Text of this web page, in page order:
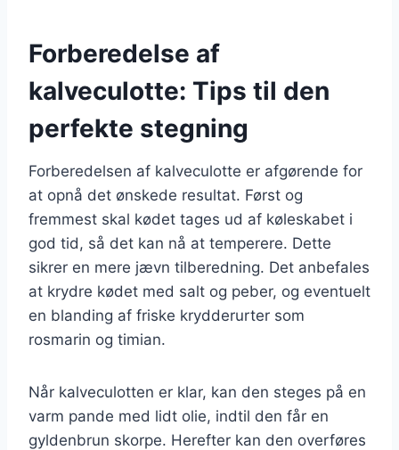
Forberedelse af
kalveculotte: Tips til den
perfekte stegning
Forberedelsen af kalveculotte er afgørende for
at opnå det ønskede resultat. Først og
fremmest skal kødet tages ud af køleskabet i
god tid, så det kan nå at temperere. Dette
sikrer en mere jævn tilberedning. Det anbefales
at krydre kødet med salt og peber, og eventuelt
en blanding af friske krydderurter som
rosmarin og timian.
Når kalveculotten er klar, kan den steges på en
varm pande med lidt olie, indtil den får en
gyldenbrun skorpe. Herefter kan den overføres